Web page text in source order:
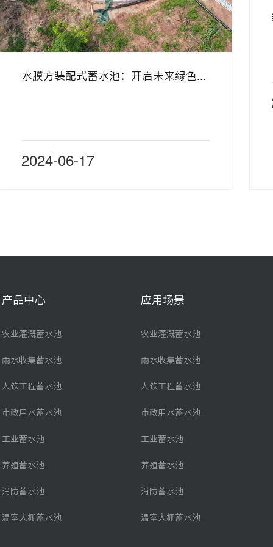
2024-06-17
产品中心
农业灌溉蓄水池
雨水收集蓄水池
人饮工程蓄水池
市政用水蓄水池
工业蓄水池
养殖蓄水池
消防蓄水池
温室大棚蓄水池
应用场景
农业灌溉蓄水池
雨水收集蓄水池
人饮工程蓄水池
市政用水蓄水池
工业蓄水池
养殖蓄水池
消防蓄水池
温室大棚蓄水池